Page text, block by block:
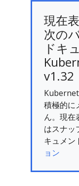
現在
次の
ドキ
v1.32
積極的に
ん。現在
はスナッ
キュメン
ョン